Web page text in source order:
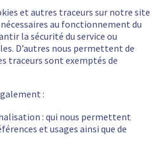
et autres traceurs sur notre site
au fonctionnement du
la sécurité du service ou
D’autres nous permettent de
traceurs sont exemptés de
:
: qui nous permettent
et usages ainsi que de